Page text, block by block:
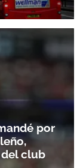
por
club